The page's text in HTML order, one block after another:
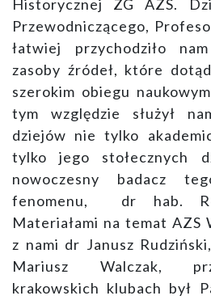
Historycznej ZG AZS.
Przewodniczącego,
łatwiej przychodziło
zasoby źródeł, które
szerokim obiegu
tym względzie służył
dziejów nie tylko
tylko jego stołecznych
nowoczesny badacz
fenomenu, dr hab.
Materiałami na temat AZS
z nami dr Janusz
Mariusz Walczak,
krakowskich klubach był